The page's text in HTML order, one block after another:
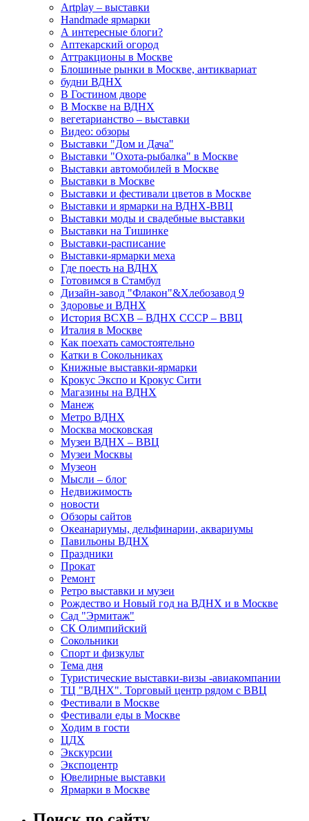
Artplay – выставки
Handmade ярмарки
А интересные блоги?
Аптекарский огород
Аттракционы в Москве
Блошиные рынки в Москве, антиквариат
будни ВДНХ
В Гостином дворе
В Москве на ВДНХ
вегетарианство – выставки
Видео: обзоры
Выставки "Дом и Дача"
Выставки "Охота-рыбалка" в Москве
Выставки автомобилей в Москве
Выставки в Москве
Выставки и фестивали цветов в Москве
Выставки и ярмарки на ВДНХ-ВВЦ
Выставки моды и свадебные выставки
Выставки на Тишинке
Выставки-расписание
Выставки-ярмарки меха
Где поесть на ВДНХ
Готовимся в Стамбул
Дизайн-завод "Флакон"&Хлебозавод 9
Здоровье и ВДНХ
История ВСХВ – ВДНХ СССР – ВВЦ
Италия в Москве
Как поехать самостоятельно
Катки в Сокольниках
Книжные выставки-ярмарки
Крокус Экспо и Крокус Сити
Магазины на ВДНХ
Манеж
Метро ВДНХ
Москва московская
Музеи ВДНХ – ВВЦ
Музеи Москвы
Музеон
Мысли – блог
Недвижимость
новости
Обзоры сайтов
Океанариумы, дельфинарии, аквариумы
Павильоны ВДНХ
Праздники
Прокат
Ремонт
Ретро выставки и музеи
Рождество и Новый год на ВДНХ и в Москве
Сад "Эрмитаж"
СК Олимпийский
Сокольники
Спорт и физкульт
Тема дня
Туристические выставки-визы -авиакомпании
ТЦ "ВДНХ". Торговый центр рядом с ВВЦ
Фестивали в Москве
Фестивали еды в Москве
Ходим в гости
ЦДХ
Экскурсии
Экспоцентр
Ювелирные выставки
Ярмарки в Москве